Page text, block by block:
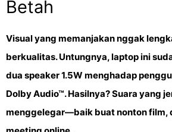
Betah
Visual yang memanjakan nggak
berkualitas. Untungnya, laptop ini
dua speaker 1.5W menghadap
Dolby Audio™. Hasilnya? Suara yang
menggelegar—baik buat nonton film,